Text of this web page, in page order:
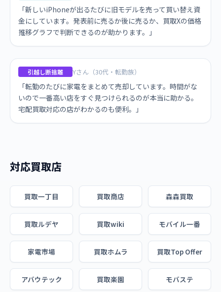
「新しいiPhoneが出るたびに旧モデルを売って買い替え資
金にしています。発表前に売るか後に売るか、買取Xの価格
推移グラフで判断できるのが助かります。」
引越し断捨離 Yさん（30代・転勤族）
「転勤のたびに家電をまとめて売却しています。時間がな
いので一番高い店をすぐ見つけられるのが本当に助かる。
宅配買取対応の店がわかるのも便利。」
対応買取店
買取一丁目 買取商店 森森買取
買取ルデヤ 買取wiki モバイル一番
家電市場 買取ホムラ 買取Top Offer
アバウテック 買取楽園 モバステ